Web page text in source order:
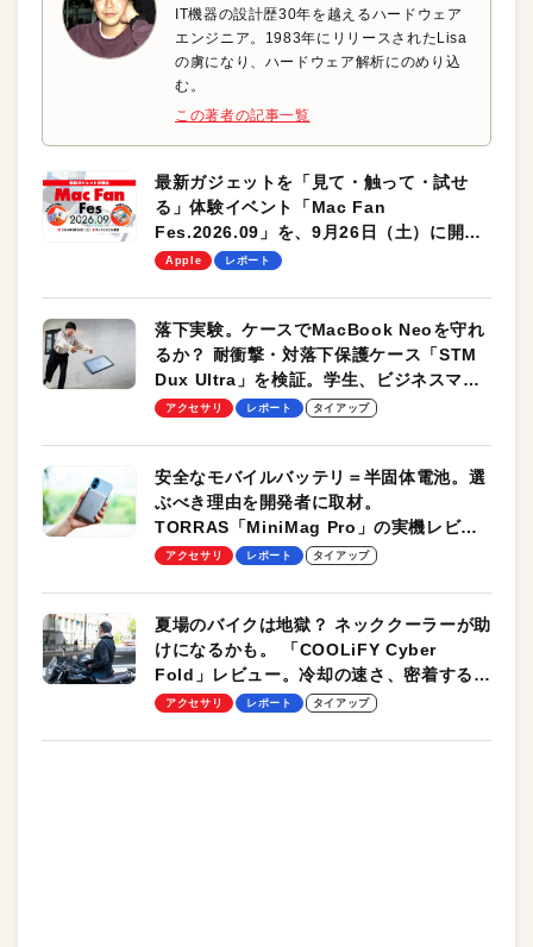
IT機器の設計歴30年を越えるハードウェア
エンジニア。1983年にリリースされたLisa
の虜になり、ハードウェア解析にのめり込
む。
この著者の記事一覧
最新ガジェットを「見て・触って・試せ
る」体験イベント「Mac Fan
Fes.2026.09」を、9月26日（土）に開催
します！
Apple レポート
落下実験。ケースでMacBook Neoを守れ
るか？ 耐衝撃・対落下保護ケース「STM
Dux Ultra」を検証。学生、ビジネスマン
のモバイルユースに最適！
アクセサリ レポート タイアップ
安全なモバイルバッテリ＝半固体電池。選
ぶべき理由を開発者に取材。
TORRAS「MiniMag Pro」の実機レビュ
ーも
アクセサリ レポート タイアップ
夏場のバイクは地獄？ ネッククーラーが助
けになるかも。 「COOLiFY Cyber
Fold」レビュー。冷却の速さ、密着する冷
却プレート、シンプルな操作性がグッド！
アクセサリ レポート タイアップ